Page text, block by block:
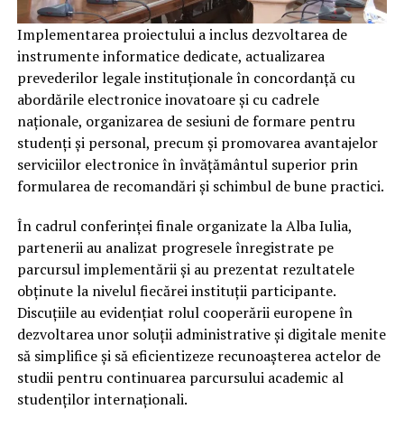
Implementarea proiectului a inclus dezvoltarea de
instrumente informatice dedicate, actualizarea
prevederilor legale instituționale în concordanță cu
abordările electronice inovatoare și cu cadrele
naționale, organizarea de sesiuni de formare pentru
studenți și personal, precum și promovarea avantajelor
serviciilor electronice în învățământul superior prin
formularea de recomandări și schimbul de bune practici.
În cadrul conferinței finale organizate la Alba Iulia,
partenerii au analizat progresele înregistrate pe
parcursul implementării și au prezentat rezultatele
obținute la nivelul fiecărei instituții participante.
Discuțiile au evidențiat rolul cooperării europene în
dezvoltarea unor soluții administrative și digitale menite
să simplifice și să eficientizeze recunoașterea actelor de
studii pentru continuarea parcursului academic al
studenților internaționali.